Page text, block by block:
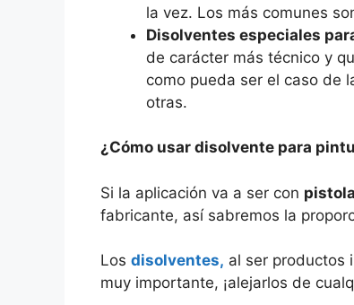
la vez. Los más comunes
Disolventes especiales
de carácter más técnico y
como pueda ser el caso de
otras.
¿Cómo usar disolvente para
Si la aplicación va a ser con pistola
fabricante, así sabremos la
Los disolventes, al ser productos
muy importante, ¡alejarlos de